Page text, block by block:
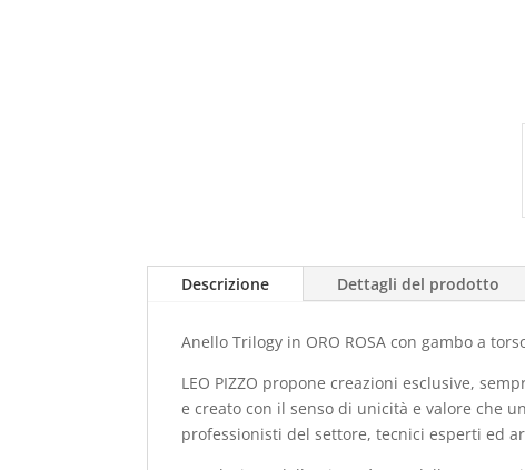
Descrizione Dettagli del prodotto
Anello Trilogy in ORO ROSA con gambo a
LEO PIZZO propone creazioni esclusive,
e creato con il senso di unicità e valore che
professionisti del settore, tecnici esperti ed